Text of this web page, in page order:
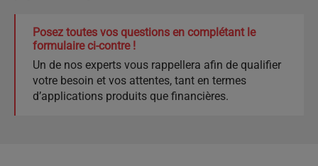
Un de nos experts vous rappellera afin de qualifier
votre besoin et vos attentes, tant en termes
d’applications produits que financières.
Posez toutes vos questions en complétant le
formulaire ci-contre !